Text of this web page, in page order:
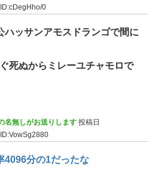
ID:cDegHho/0
ッサンアモスドランゴで間に
死ぬからミレーユチャモロで
名無しがお送りします 投稿日
ID:VowSg2880
4096分の1だったな